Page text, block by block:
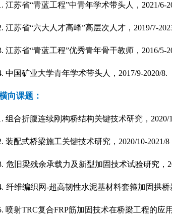
江苏省“青蓝工程”中青年学术带头人， 2021/6-
江苏省“六大人才高峰”高层次人才， 2019/7-
江苏省“青蓝工程”优秀青年骨干教师， 2016/5-
中国矿业大学青年学术带头人， 2017/9-2020/8.
向课题：
组合折腹连续刚构桥结构关键技术研究， 2020/
装配式桥梁施工关键技术研究， 2020/10-2021/8
危旧梁残余承载力及新型加固技术试验研究，
纤维编织网-超高韧性水泥基材料套箍加固拱桥
喷射TRC复合FRP筋加固技术在桥梁工程的应